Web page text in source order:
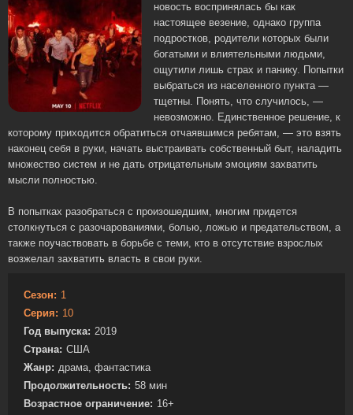
новость воспринялась бы как
настоящее везение, однако группа
подростков, родители которых были
богатыми и влиятельными людьми,
ощутили лишь страх и панику. Попытки
выбраться из населенного пункта —
тщетны. Понять, что случилось, —
невозможно. Единственное решение, к
которому приходится обратиться отчаявшимся ребятам, — это взять
наконец себя в руки, начать выстраивать собственный быт, наладить
множество систем и не дать отрицательным эмоциям захватить
мысли полностью.
В попытках разобраться с произошедшим, многим придется
столкнуться с разочарованиями, болью, ложью и предательством, а
также поучаствовать в борьбе с теми, кто в отсутствие взрослых
возжелал захватить власть в свои руки.
Сезон: 1
Серия: 10
Год выпуска: 2019
Страна: США
Жанр: драма, фантастика
Продолжительность: 58 мин
Возрастное ограничение: 16+